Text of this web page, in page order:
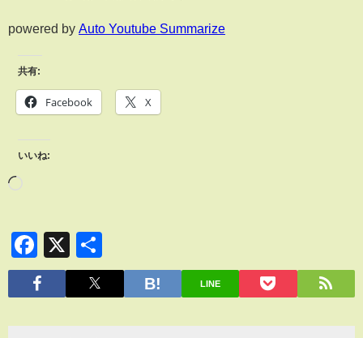
powered by Auto Youtube Summarize
共有:
Facebook X
いいね:
Facebook
X
有
LINE